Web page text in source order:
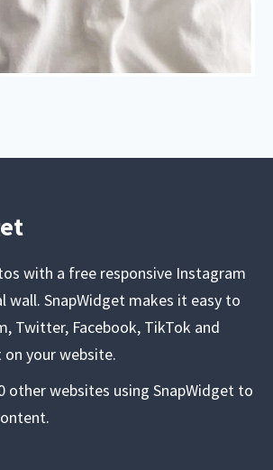
with a free responsive Instagram
wall. SnapWidget makes it easy to
Twitter, Facebook, TikTok and
your website.
other websites using SnapWidget to